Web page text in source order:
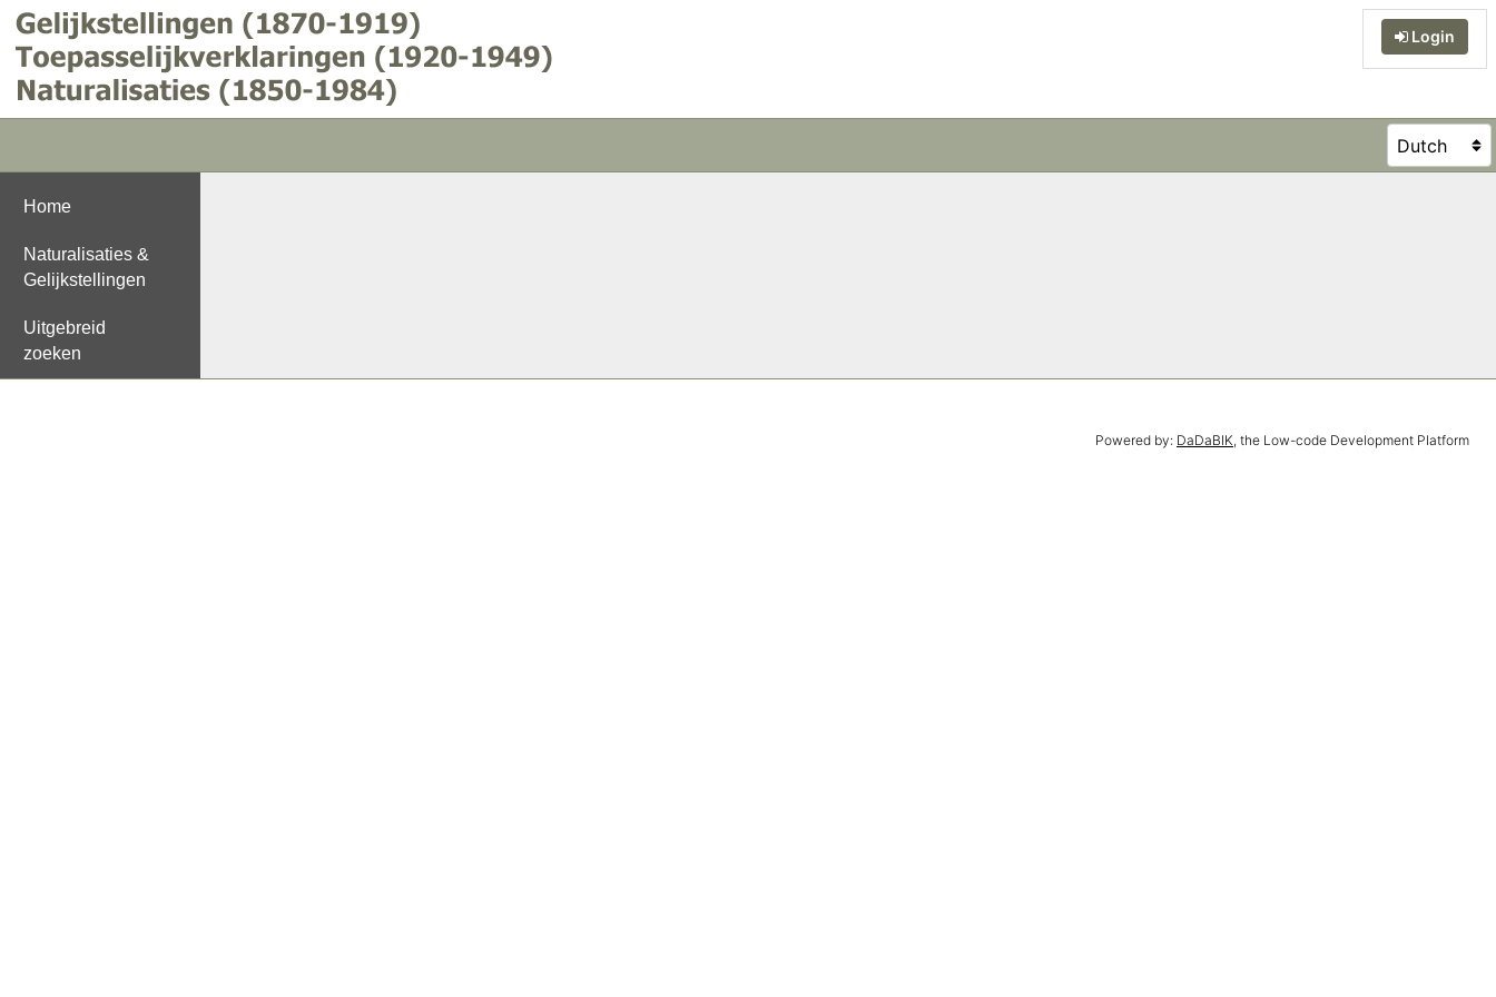
Login
Home
Naturalisaties &
Gelijkstellingen
Uitgebreid
zoeken
Powered by: DaDaBIK, the Low-code Development Platform